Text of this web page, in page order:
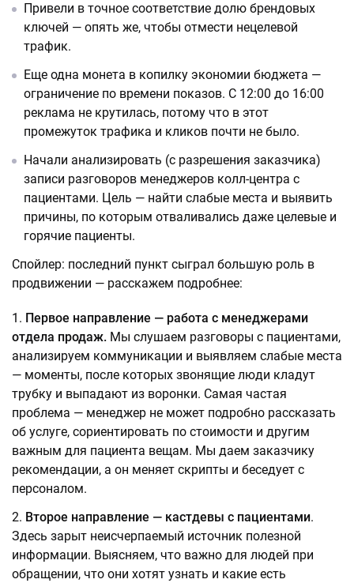
Привели в точное соответствие долю брендовых
ключей — опять же, чтобы отмести нецелевой
трафик.
Еще одна монета в копилку экономии бюджета —
ограничение по времени показов. С 12:00 до 16:00
реклама не крутилась, потому что в этот
промежуток трафика и кликов почти не было.
Начали анализировать (с разрешения заказчика)
записи разговоров менеджеров колл-центра с
пациентами. Цель — найти слабые места и выявить
причины, по которым отваливались даже целевые и
горячие пациенты.
Спойлер: последний пункт сыграл большую роль в
продвижении — расскажем подробнее:
Первое направление — работа с менеджерами
отдела продаж. Мы слушаем разговоры с пациентами,
анализируем коммуникации и выявляем слабые места
— моменты, после которых звонящие люди кладут
трубку и выпадают из воронки. Самая частая
проблема — менеджер не может подробно рассказать
об услуге, сориентировать по стоимости и другим
важным для пациента вещам. Мы даем заказчику
рекомендации, а он меняет скрипты и беседует с
персоналом.
Второе направление — кастдевы с пациентами.
Здесь зарыт неисчерпаемый источник полезной
информации. Выясняем, что важно для людей при
обращении, что они хотят узнать и какие есть